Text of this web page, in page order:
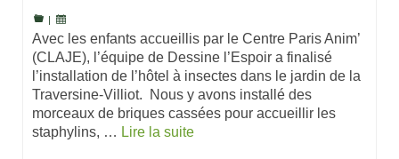
Avec les enfants accueillis par le Centre Paris Anim’
(CLAJE), l’équipe de Dessine l’Espoir a finalisé
l’installation de l’hôtel à insectes dans le jardin de la
Traversine-Villiot. Nous y avons installé des
morceaux de briques cassées pour accueillir les
staphylins, … Lire la suite